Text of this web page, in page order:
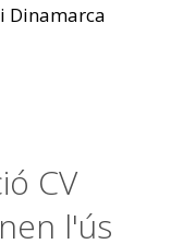
Dinamarca
CV
l'ús